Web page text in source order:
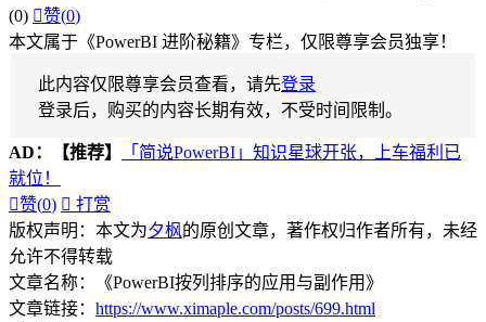
(0) 赞(0)
本文属于《PowerBI 进阶秘籍》专栏，仅限尊享会员独享！
此内容仅限尊享会员查看，请先登录
登录后，购买的内容长期有效，不受时间限制。
AD： 【推荐】
「简说PowerBI」知识星球开张，上车福利已
就位！
赞(0)  打赏
版权声明：本文为夕枫的原创文章，著作权归作者所有，未经
允许不得转载
文章名称：《PowerBI按列排序的应用与副作用》
文章链接： https://www.ximaple.com/posts/699.html